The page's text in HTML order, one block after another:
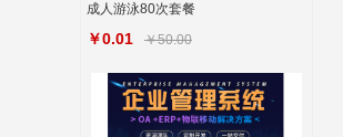
成人游泳80次套餐
￥0.01 ￥50.00